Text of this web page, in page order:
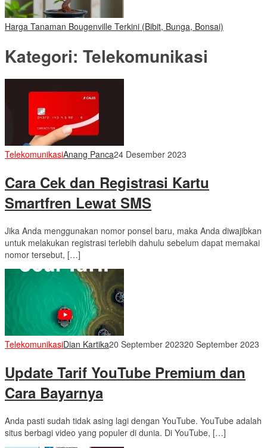
Harga Tanaman Bougenville Terkini (Bibit, Bunga, Bonsai)
Kategori: Telekomunikasi
TelekomunikasiAnang Panca24 Desember 2023
Cara Cek dan Registrasi Kartu
Smartfren Lewat SMS
Jika Anda menggunakan nomor ponsel baru, maka Anda diwajibkan
untuk melakukan registrasi terlebih dahulu sebelum dapat memakai
nomor tersebut, […]
TelekomunikasiDian Kartika20 September 202320 September 2023
Update Tarif YouTube Premium dan
Cara Bayarnya
Anda pasti sudah tidak asing lagi dengan YouTube. YouTube adalah
situs berbagi video yang populer di dunia. Di YouTube, […]